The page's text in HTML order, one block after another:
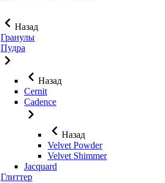
Назад
Гранулы
Пудра
Назад
Cernit
Cadence
Назад
Velvet Powder
Velvet Shimmer
Jaсquard
Глиттер